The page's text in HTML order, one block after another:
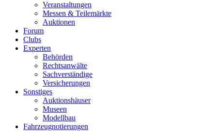
Veranstaltungen
Messen & Teilemärkte
Auktionen
Forum
Clubs
Experten
Behörden
Rechtsanwälte
Sachverständige
Versicherungen
Sonstiges
Auktionshäuser
Museen
Modellbau
Fahrzeugnotierungen